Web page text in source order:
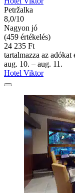
Petržalka
8,0/10
Nagyon jó
(459 értékelés)
24 235 Ft
tartalmazza az adókat
aug. 10. – aug. 11.
Hotel Viktor